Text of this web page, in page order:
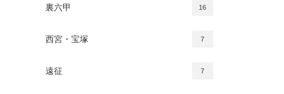
裏六甲 16
西宮・宝塚 7
遠征 7